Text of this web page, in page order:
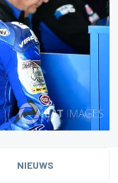
NIEUWS